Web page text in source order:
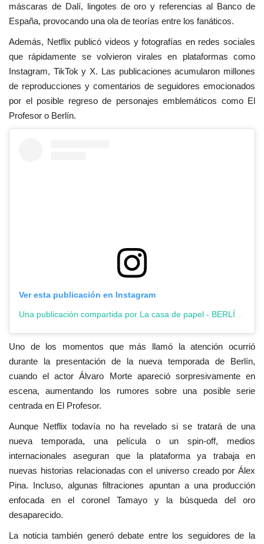
máscaras de Dalí, lingotes de oro y referencias al Banco de
España, provocando una ola de teorías entre los fanáticos.
Además, Netflix publicó videos y fotografías en redes sociales
que rápidamente se volvieron virales en plataformas como
Instagram, TikTok y X. Las publicaciones acumularon millones
de reproducciones y comentarios de seguidores emocionados
por el posible regreso de personajes emblemáticos como El
Profesor o Berlín.
Ver esta publicación en Instagram
Uno de los momentos que más llamó la atención ocurrió
durante la presentación de la nueva temporada de Berlín,
cuando el actorÁlvaro Morteapareció sorpresivamente en
escena, aumentando los rumores sobre una posible serie
centrada en El Profesor.
Aunque Netflix todavía no ha revelado si se tratará de una
nueva temporada, una película o un spin-off, medios
internacionales aseguran que la plataforma ya trabaja en
nuevas historias relacionadas con el universo creado por Álex
Pina. Incluso, algunas filtraciones apuntan a una producción
enfocada en el coronel Tamayo y la búsqueda del oro
desaparecido.
La noticia también generó debate entre los seguidores de la